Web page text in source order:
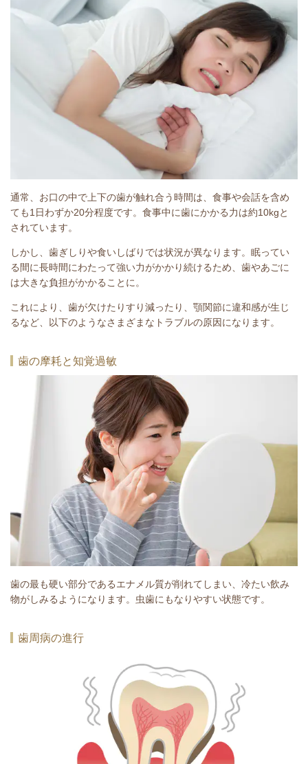
通常、お口の中で上下の歯が触れ合う時間は、食事や会話を含め
ても1日わずか20分程度です。食事中に歯にかかる力は約10kgと
されています。
しかし、歯ぎしりや食いしばりでは状況が異なります。眠ってい
る間に長時間にわたって強い力がかかり続けるため、歯やあごに
は大きな負担がかかることに。
これにより、歯が欠けたりすり減ったり、顎関節に違和感が生じ
るなど、以下のようなさまざまなトラブルの原因になります。
歯の摩耗と知覚過敏
歯の最も硬い部分であるエナメル質が削れてしまい、冷たい飲み
物がしみるようになります。虫歯にもなりやすい状態です。
歯周病の進行